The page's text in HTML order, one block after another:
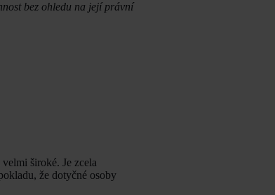
bez ohledu na její právní
široké. Je zcela
že dotyčné osoby